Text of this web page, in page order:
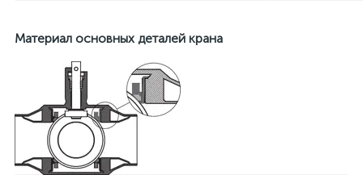
Материал основных деталей крана